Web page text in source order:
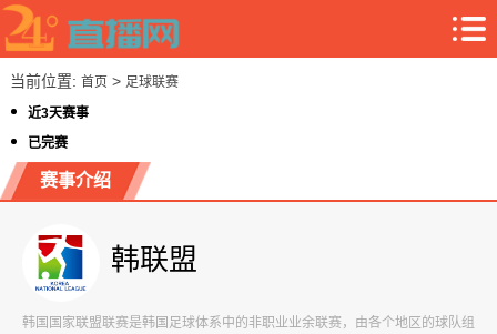
当前位置: 首页> 足球联赛
近3天赛事
已完赛
赛事介绍
韩联盟
韩国国家联盟联赛是韩国足球体系中的非职业业余联赛，由各个地区的球队组